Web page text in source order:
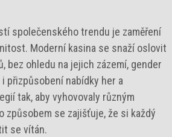
společenského trendu je zaměření
Moderní kasina se snaží oslovit
bez ohledu na jejich zázemí, gender
přizpůsobení nabídky her a
tak, aby vyhovovaly různým
způsobem se zajišťuje, že si každý
se vítán.